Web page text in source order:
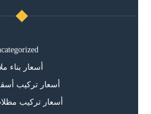
أسعار بناء
أسعار تركيب
أسعار تركيب